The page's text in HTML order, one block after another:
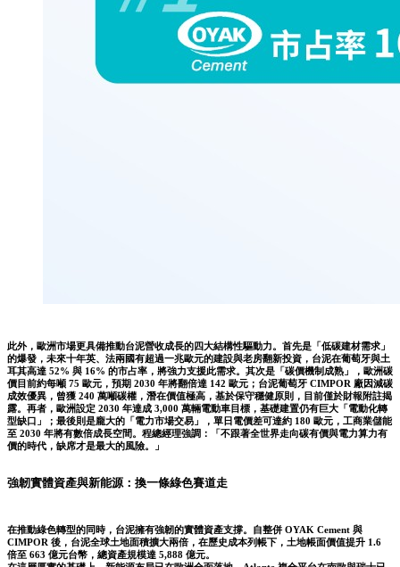
此外，歐洲市場更具備推動台泥營收成長的四大結構性驅動力。首先是「低碳建材需求」
的爆發，未來十年英、法兩國有超過一兆歐元的建設與老房翻新投資，台泥在葡萄牙與土
耳其高達 52% 與 16% 的市占率，將強力支援此需求。其次是「碳價機制成熟」，歐洲碳
價目前約每噸 75 歐元，預期 2030 年將翻倍達 142 歐元；台泥葡萄牙 CIMPOR 廠因減碳
成效優異，曾獲 240 萬噸碳權，潛在價值極高，基於保守穩健原則，目前僅於財報附註揭
露。再者，歐洲設定 2030 年達成 3,000 萬輛電動車目標，基礎建置仍有巨大「電動化轉
型缺口」；最後則是龐大的「電力市場交易」，單日電價差可達約 180 歐元，工商業儲能
至 2030 年將有數倍成長空間。程總經理強調：「不跟著全世界走向碳有價與電力算力有
價的時代，缺席才是最大的風險。」
強韌實體資產與新能源：換一條綠色賽道走
在推動綠色轉型的同時，台泥擁有強韌的實體資產支撐。自整併 OYAK Cement 與
CIMPOR 後，台泥全球土地面積擴大兩倍，在歷史成本列帳下，土地帳面價值提升 1.6
倍至 663 億元台幣，總資產規模達 5,888 億元。